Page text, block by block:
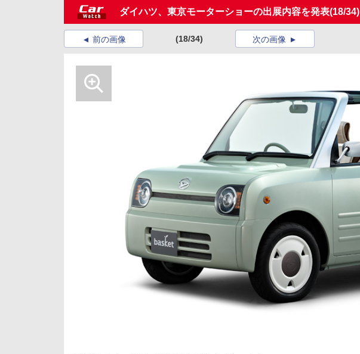
ダイハツ、東京モーターショーの出展内容を発表(18/34)
前の画像 (18/34) 次の画像